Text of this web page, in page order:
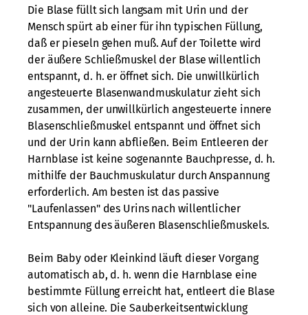
Die Blase füllt sich langsam mit Urin und der
Mensch spürt ab einer für ihn typischen Füllung,
daß er pieseln gehen muß. Auf der Toilette wird
der äußere Schließmuskel der Blase willentlich
entspannt, d. h. er öffnet sich. Die unwillkürlich
angesteuerte Blasenwandmuskulatur zieht sich
zusammen, der unwillkürlich angesteuerte innere
Blasenschließmuskel entspannt und öffnet sich
und der Urin kann abfließen. Beim Entleeren der
Harnblase ist keine sogenannte Bauchpresse, d. h.
mithilfe der Bauchmuskulatur durch Anspannung
erforderlich. Am besten ist das passive
"Laufenlassen" des Urins nach willentlicher
Entspannung des äußeren Blasenschließmuskels.
Beim Baby oder Kleinkind läuft dieser Vorgang
automatisch ab, d. h. wenn die Harnblase eine
bestimmte Füllung erreicht hat, entleert die Blase
sich von alleine. Die Sauberkeitsentwicklung